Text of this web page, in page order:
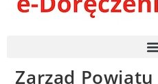
Zarząd Powiatu